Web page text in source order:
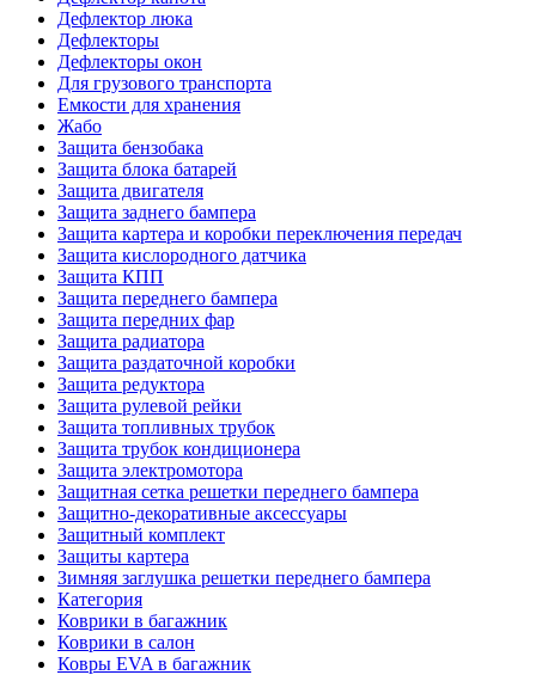
Дефлектор люка
Дефлекторы
Дефлекторы окон
Для грузового транспорта
Емкости для хранения
Жабо
Защита бензобака
Защита блока батарей
Защита двигателя
Защита заднего бампера
Защита картера и коробки переключения передач
Защита кислородного датчика
Защита КПП
Защита переднего бампера
Защита передних фар
Защита радиатора
Защита раздаточной коробки
Защита редуктора
Защита рулевой рейки
Защита топливных трубок
Защита трубок кондиционера
Защита электромотора
Защитная сетка решетки переднего бампера
Защитно-декоративные аксессуары
Защитный комплект
Защиты картера
Зимняя заглушка решетки переднего бампера
Категория
Коврики в багажник
Коврики в салон
Ковры EVA в багажник